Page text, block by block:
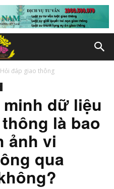
Hỏi đáp giao thông
dữ liệu
là bao
ảnh vi
qua